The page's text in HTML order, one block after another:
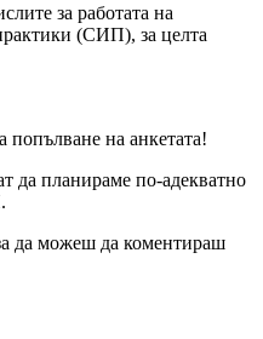
за работата на
(СИП), за целта
попълване на анкетата!
да планираме по-адекватно
да можеш да коментираш